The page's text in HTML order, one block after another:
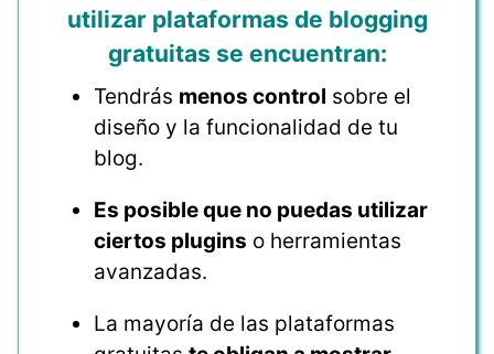
utilizar plataformas de blogging
gratuitas se encuentran:
Tendrás menos control sobre el
diseño y la funcionalidad de tu
blog.
Es posible que no puedas utilizar
ciertos plugins o herramientas
avanzadas.
La mayoría de las plataformas